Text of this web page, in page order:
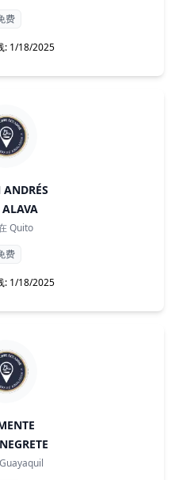
费
: 1/18/2025
ANDRÉS
ALAVA
Quito
费
: 1/18/2025
Guayaquil